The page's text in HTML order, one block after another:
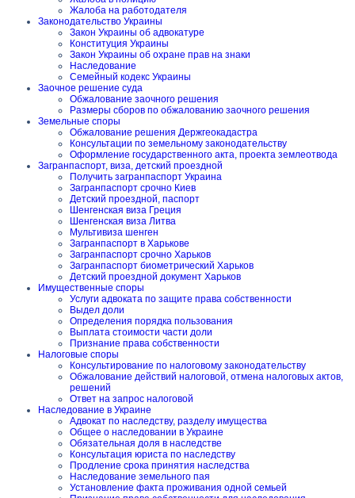
Жалоба на работодателя
Законодательство Украины
Закон Украины об адвокатуре
Конституция Украины
Закон Украины об охране прав на знаки
Наследование
Семейный кодекс Украины
Заочное решение суда
Обжалование заочного решения
Размеры сборов по обжалованию заочного решения
Земельные споры
Обжалование решения Держгеокадастра
Консультации по земельному законодательству
Оформление государственного акта, проекта землеотвода
Загранпаспорт, виза, детский проездной
Получить загранпаспорт Украина
Загранпаспорт срочно Киев
Детский проездной, паспорт
Шенгенская виза Греция
Шенгенская виза Литва
Мультивиза шенген
Загранпаспорт в Харькове
Загранпаспорт срочно Харьков
Загранпаспорт биометрический Харьков
Детский проездной документ Харьков
Имущественные споры
Услуги адвоката по защите права собственности
Выдел доли
Определения порядка пользования
Выплата стоимости части доли
Признание права собственности
Налоговые споры
Консультирование по налоговому законодательству
Обжалование действий налоговой, отмена налоговых актов,
решений
Ответ на запрос налоговой
Наследование в Украине
Адвокат по наследству, разделу имущества
Общее о наследовании в Украине
Обязательная доля в наследстве
Консультация юриста по наследству
Продление срока принятия наследства
Наследование земельного пая
Установление факта проживания одной семьей